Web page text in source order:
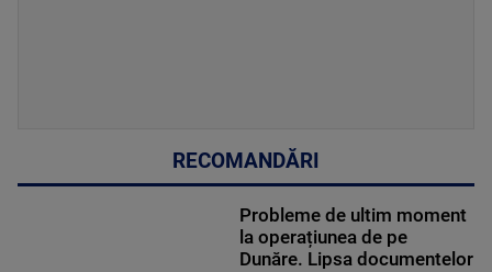
RECOMANDĂRI
Probleme de ultim moment
la operațiunea de pe
Dunăre. Lipsa documentelor